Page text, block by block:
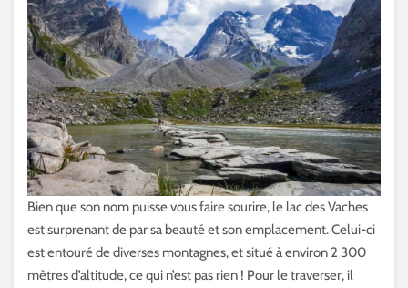
Bien que son nom puisse vous faire sourire, le lac des Vaches
est surprenant de par sa beauté et son emplacement. Celui-ci
est entouré de diverses montagnes, et situé à environ 2 300
mètres d’altitude, ce qui n’est pas rien ! Pour le traverser, il